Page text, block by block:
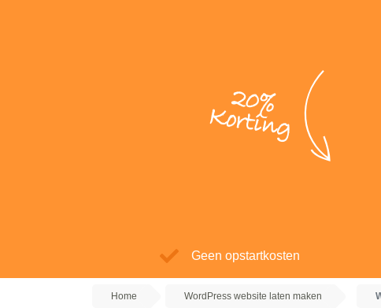
20%
Korting
Geen opstartkosten
Home WordPress website laten maken